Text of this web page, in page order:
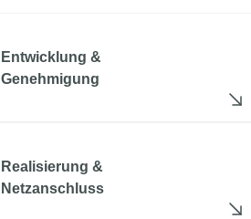
Entwicklung &
Genehmigung
Realisierung &
Netzanschluss